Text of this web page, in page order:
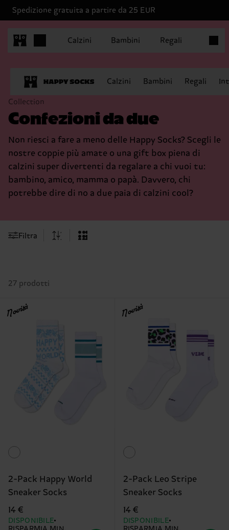
Spedizione gratuita a partire da 25 EUR
Calzini Bambini Regali
Calzini Bambini Regali
Collection
Confezioni da due
Non riesci a fare a meno delle Happy Socks? Scegli le
nostre coppie più amate o una gift box piena di
calzini super divertenti da regalare a chi vuoi tu:
bambino, amico, mamma o papà. Davvero, chi
potrebbe dire di no a due paia di calzini cool?
Filtra
27 prodotti
Novità
2-Pack Happy World
Sneaker Socks
14 €
DISPONIBILE
Novità
2-Pack Leo Stripe
Sneaker Socks
14 €
DISPONIBILE